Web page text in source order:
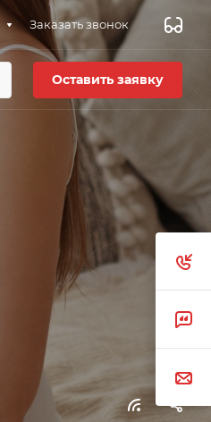
Заказать звонок
Оставить заявку